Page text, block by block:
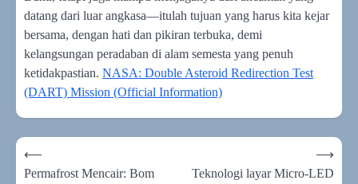
datang dari luar angkasa—itulah tujuan yang harus kita kejar
bersama, dengan hati dan pikiran terbuka, demi
kelangsungan peradaban di alam semesta yang penuh
ketidakpastian. NASA: Double Asteroid Redirection Test
(DART) Mission (Official Information)
Navigasi
pos
⟵
Permafrost Mencair: Bom
Teknologi layar Micro-LED
⟶